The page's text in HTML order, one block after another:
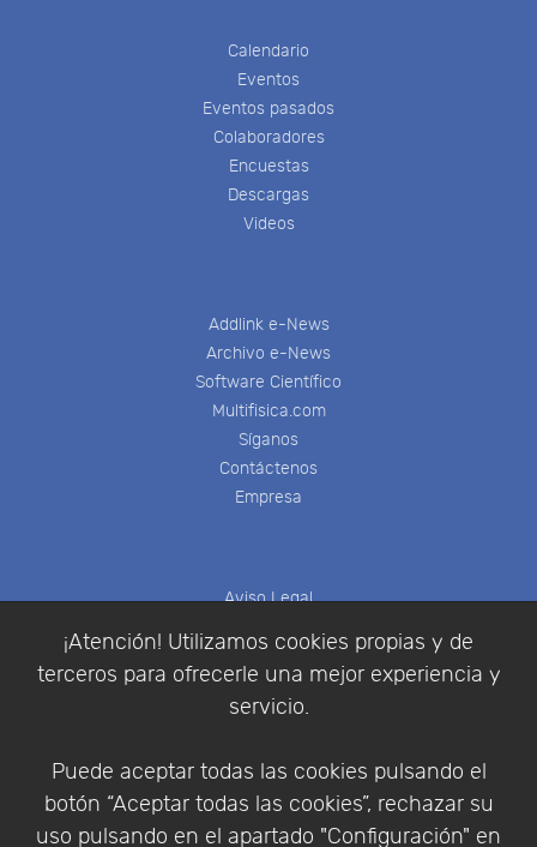
¡Atención! Utilizamos cookies propias y de
terceros para ofrecerle una mejor experiencia y
servicio.
Puede aceptar todas las cookies pulsando el
botón “Aceptar todas las cookies”, rechazar su
uso pulsando en el apartado "Configuración" en
Calendario
Eventos
Eventos pasados
Colaboradores
Encuestas
Descargas
Videos
Addlink e-News
Archivo e-News
Software Científico
Multifisica.com
Síganos
Contáctenos
Empresa
Aviso Legal
Política de Privacidad
Condiciones de compra
Identificarse